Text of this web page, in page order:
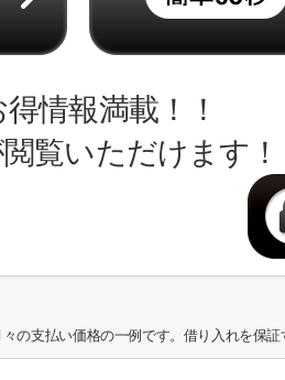
情報満載！！
覧いただけます！
の支払い価格の一例です。借り入れを保証